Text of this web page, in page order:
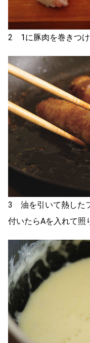
2 1に豚肉を巻きつけ
3 油を引いて熱した
付いたらAを入れて照